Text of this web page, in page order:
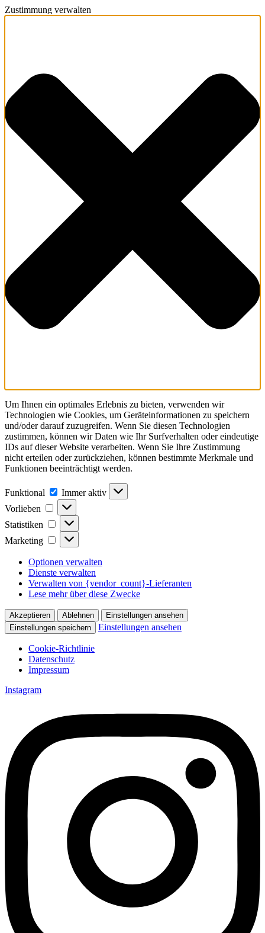
Zustimmung verwalten
Um Ihnen ein optimales Erlebnis zu bieten, verwenden wir
Technologien wie Cookies, um Geräteinformationen zu speichern
und/oder darauf zuzugreifen. Wenn Sie diesen Technologien
zustimmen, können wir Daten wie Ihr Surfverhalten oder eindeutige
IDs auf dieser Website verarbeiten. Wenn Sie Ihre Zustimmung
nicht erteilen oder zurückziehen, können bestimmte Merkmale und
Funktionen beeinträchtigt werden.
Funktional Funktional
Immer aktiv
Vorlieben
Vorlieben
Statistiken Statistiken
Marketing Marketing
Optionen verwalten
Dienste verwalten
Verwalten von {vendor_count}-Lieferanten
Lese mehr über diese Zwecke
Akzeptieren Ablehnen
Einstellungen ansehen
Einstellungen speichern
Einstellungen ansehen
Cookie-Richtlinie
Datenschutz
Impressum
Zum
Instagram